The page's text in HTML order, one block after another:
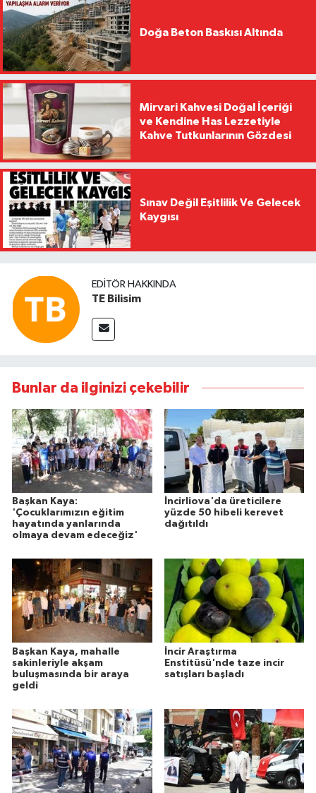
Doğa Beton Baskısı Altında
Mirvari Kahvesi Doğal İçeriği
ve Kendine Has Lezzetiyle
Kahve Tutkunlarının Gözdesi
Sınav Değil Eşitlilik Ve Gelecek
Kaygısı
EDITÖR HAKKINDA
TE Bilisim
Bunlar da ilginizi çekebilir
Başkan Kaya:
'Çocuklarımızın eğitim
hayatında yanlarında
olmaya devam edeceğiz'
İncirliova'da üreticilere
yüzde 50 hibeli kerevet
dağıtıldı
Başkan Kaya, mahalle
sakinleriyle akşam
buluşmasında bir araya
geldi
İncir Araştırma
Enstitüsü'nde taze incir
satışları başladı